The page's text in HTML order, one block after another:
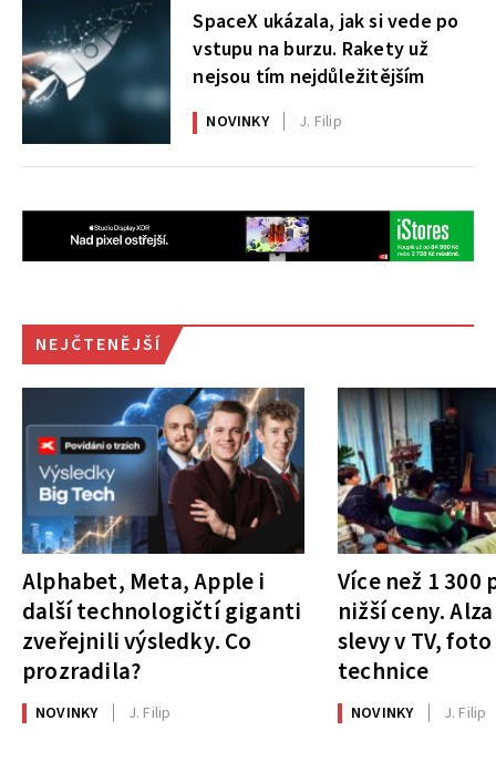
SpaceX ukázala, jak si vede po
vstupu na burzu. Rakety už
nejsou tím nejdůležitějším
NOVINKY J. Filip
NEJČTENĚJŠÍ
Alphabet, Meta, Apple i
další technologičtí giganti
zveřejnili výsledky. Co
prozradila?
NOVINKY J. Filip
Více než 1
nižší ceny.
slevy v TV,
technice
NOVINKY J. Filip